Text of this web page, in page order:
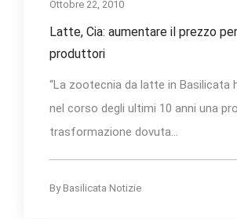
Ottobre 22, 2010
Latte, Cia: aumentare il prezzo
produttori
“La zootecnia da latte in Basilicata
nel corso degli ultimi 10 anni una
trasformazione dovuta...
By Basilicata Notizie